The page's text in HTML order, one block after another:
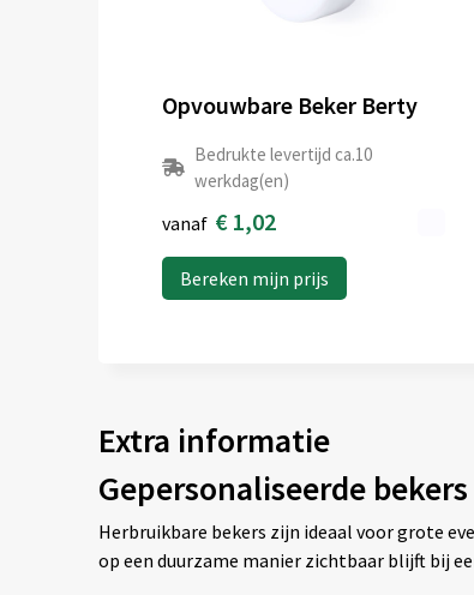
Opvouwbare Beker Berty
Bedrukte levertijd ca.10
werkdag(en)
vanaf € 1,02
Bereken mijn prijs
Extra informatie
Gepersonaliseerde
Herbruikbare bekers zijn ideaal voor grote
op een duurzame manier zichtbaar blijft bij